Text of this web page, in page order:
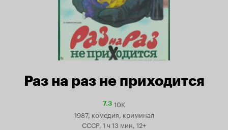
Раз на раз не приходится
7.3Рейтинг
7.3
10K
1987, комедия, криминал
СССР, 1 ч 13 мин, 12+